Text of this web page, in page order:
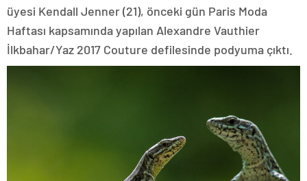
üyesi Kendall Jenner (21), önceki gün Paris Moda
Haftası kapsamında yapılan Alexandre Vauthier
İlkbahar/Yaz 2017 Couture defilesinde podyuma çıktı.